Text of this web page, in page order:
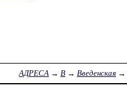
АДРЕСА→ В→ Введенская→